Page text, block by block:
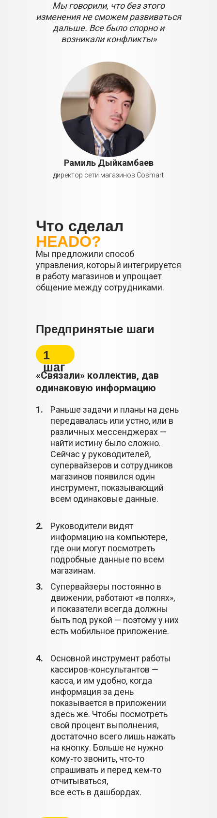
Мы говорили, что без этого
изменения не сможем развиваться
дальше. Все было спорно и
возникали конфликты»
Рамиль Дыйкамбаев
директор сети магазинов Cosmart
Что сделал
HEADO?
Мы предложили способ
управления, который интегрируется
в работу магазинов и упрощает
общение между сотрудниками.
Предпринятые шаги
1
шаг
«Связали» коллектив, дав
одинаковую информацию
Раньше задачи и планы на день
передавалась или устно, или в
различных мессенджерах —
найти истину было сложно.
Сейчас у руководителей,
супервайзеров и сотрудников
магазинов появился один
инструмент, показывающий
всем одинаковые данные.
Руководители видят
информацию на компьютере,
где они могут посмотреть
подробные данные по всем
магазинам.
Супервайзеры постоянно в
движении, работают «в полях»,
и показатели всегда должны
быть под рукой — поэтому у них
есть мобильное приложение.
Основной инструмент работы
кассиров-консультантов —
касса, и им удобно, когда
информация за день
показывается в приложении
здесь же. Чтобы посмотреть
свой процент выполнения,
достаточно всего лишь нажать
на кнопку. Больше не нужно
кому‑то звонить, что‑то
спрашивать и перед кем‑то
отчитываться,
все есть в дашбордах.
1.
2.
3.
4.